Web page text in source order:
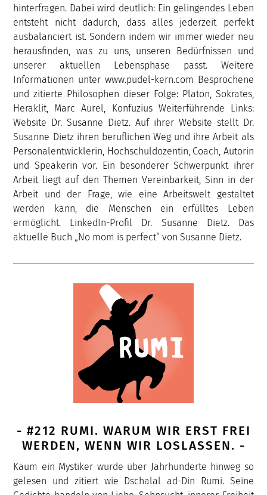
hinterfragen. Dabei wird deutlich: Ein gelingendes Leben
entsteht nicht dadurch, dass alles jederzeit perfekt
ausbalanciert ist. Sondern indem wir immer wieder neu
herausfinden, was zu uns, unseren Bedürfnissen und
unserer aktuellen Lebensphase passt. Weitere
Informationen unter www.pudel-kern.com Besprochene
und zitierte Philosophen dieser Folge: Platon, Sokrates,
Heraklit, Marc Aurel, Konfuzius Weiterführende Links:
Website Dr. Susanne Dietz. Auf ihrer Website stellt Dr.
Susanne Dietz ihren beruflichen Weg und ihre Arbeit als
Personalentwicklerin, Hochschuldozentin, Coach, Autorin
und Speakerin vor. Ein besonderer Schwerpunkt ihrer
Arbeit liegt auf den Themen Vereinbarkeit, Sinn in der
Arbeit und der Frage, wie eine Arbeitswelt gestaltet
werden kann, die Menschen ein erfülltes Leben
ermöglicht. LinkedIn-Profil Dr. Susanne Dietz. Das
aktuelle Buch „No mom is perfect“ von Susanne Dietz.
- #212 RUMI. WARUM WIR ERST FREI
WERDEN, WENN WIR LOSLASSEN. -
Kaum ein Mystiker wurde über Jahrhunderte hinweg so
gelesen und zitiert wie Dschalal ad-Din Rumi. Seine